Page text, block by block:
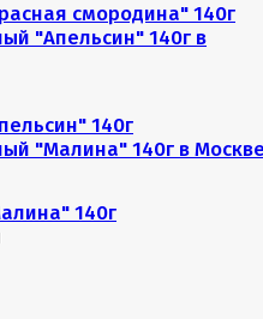
смородина" 140г
140г
140г